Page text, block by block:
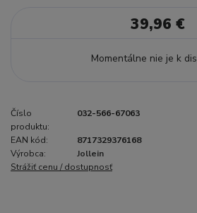
39,96 €
Momentálne nie je k
Číslo
produktu:
032-566-67063
EAN kód:
8717329376168
Výrobca:
Jollein
Strážiť cenu / dostupnosť